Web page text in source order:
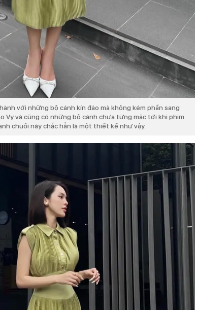
với những bộ cánh kín đáo mà không kém phần sang
Vy và cũng có những bộ cánh chưa từng mặc tới khi phim
chuối này chắc hẳn là một thiết kế như vậy.